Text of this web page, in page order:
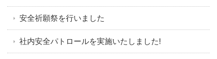
安全祈願祭を行いました
社内安全パトロールを実施いたしました!